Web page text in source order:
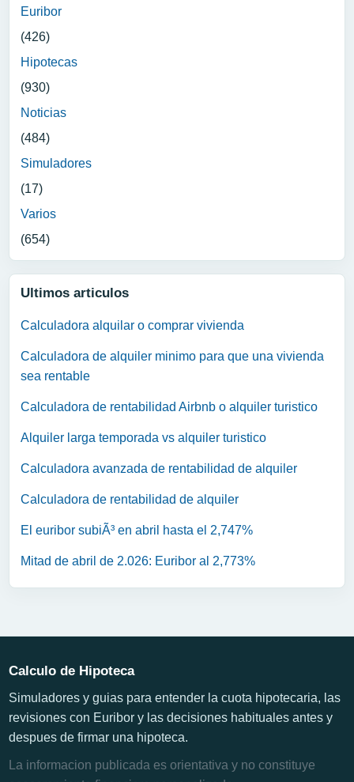
Euribor
(426)
Hipotecas
(930)
Noticias
(484)
Simuladores
(17)
Varios
(654)
Ultimos articulos
Calculadora alquilar o comprar vivienda
Calculadora de alquiler minimo para que una vivienda
sea rentable
Calculadora de rentabilidad Airbnb o alquiler turistico
Alquiler larga temporada vs alquiler turistico
Calculadora avanzada de rentabilidad de alquiler
Calculadora de rentabilidad de alquiler
El euribor subiÃ³ en abril hasta el 2,747%
Mitad de abril de 2.026: Euribor al 2,773%
Calculo de Hipoteca
Simuladores y guias para entender la cuota hipotecaria, las
revisiones con Euribor y las decisiones habituales antes y
despues de firmar una hipoteca.
La informacion publicada es orientativa y no constituye